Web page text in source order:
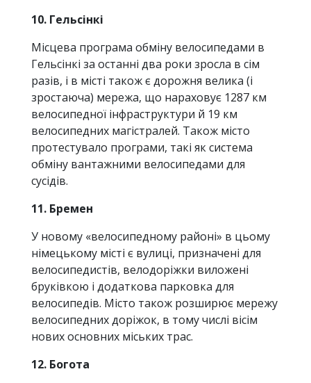
10. Гельсінкі
Місцева програма обміну велосипедами в
Гельсінкі за останні два роки зросла в сім
разів, і в місті також є дорожня велика (і
зростаюча) мережа, що нараховує 1287 км
велосипедної інфраструктури й 19 км
велосипедних магістралей. Також місто
протестувало програми, такі як система
обміну вантажними велосипедами для
сусідів.
11. Бремен
У новому «велосипедному районі» в цьому
німецькому місті є вулиці, призначені для
велосипедистів, велодоріжки виложені
бруківкою і додаткова парковка для
велосипедів. Місто також розширює мережу
велосипедних доріжок, в тому числі вісім
нових основних міських трас.
12. Богота